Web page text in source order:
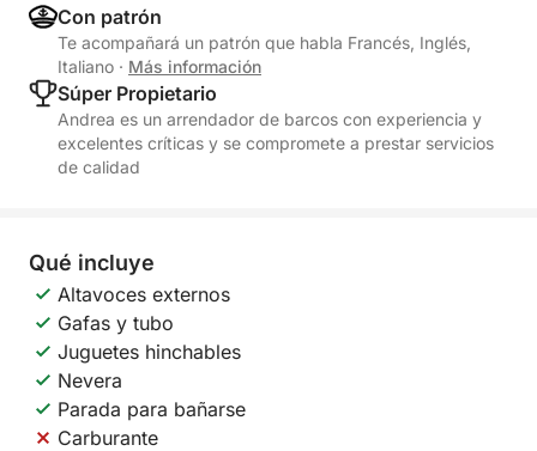
Con patrón
Te acompañará un patrón que habla Francés, Inglés,
Italiano · Más información
Súper Propietario
Andrea es un arrendador de barcos con experiencia y
excelentes críticas y se compromete a prestar servicios
de calidad
Qué incluye
Altavoces externos
Gafas y tubo
Juguetes hinchables
Nevera
Parada para bañarse
Carburante